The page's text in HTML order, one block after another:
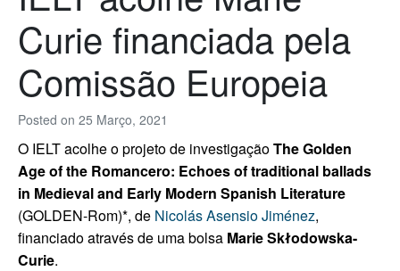
Posted on 25 Março, 2021
Curie financiada pela
Comissão Europeia
O IELT acolhe o projeto de investigaçãoThe Golden
Age of the Romancero: Echoes of traditional ballads
in Medieval and Early Modern Spanish Literature
(GOLDEN-Rom)*, de Nicolás Asensio Jiménez,
financiado através de uma bolsa Marie Skłodowska-
Curie.